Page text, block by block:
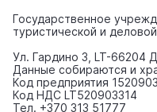
Государственное
туристической и
Ул. Гардино 3, LT-66204
Данные собираются и
Код предприятия
Код НДС LT520903314
Тел. +370 313 51777